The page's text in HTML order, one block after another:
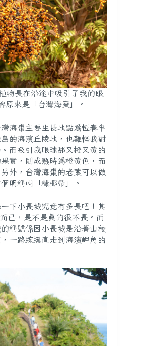
物長在沿途中吸引了我的眼
原來是「台灣海棗」。
海棗主要生長地點為恆春半
的海濱丘陵地 ，也難怪我對
而吸引我眼球那又橙又黃的
實，剛成熟時為橙黃色，而
外，台灣海棗的老葉可以做
明稱叫「糠榔帚」。
下小長城究竟有多長吧！其
已，是不是真的很不長。而
稱號係因小長城是沿著山稜
一路蜿蜒直走到海濱岬角的